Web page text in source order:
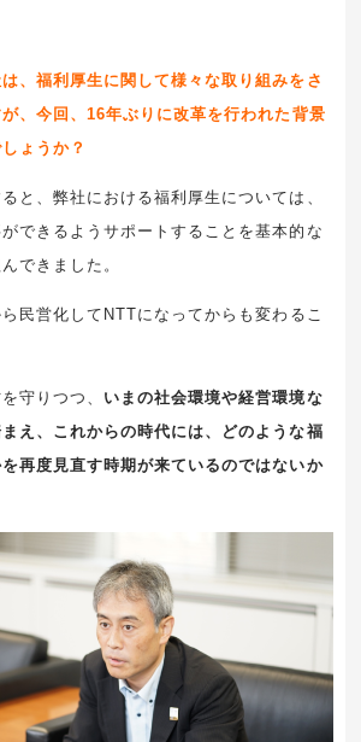
、福利厚生に関して様々な取り組みをさ
、今回、16年ぶりに改革を行われた背景
ょうか？
と、弊社における福利厚生については、
できるようサポートすることを基本的な
できました。
民営化してNTTになってからも変わるこ
守りつつ、 いまの社会環境や経営環境な
え、これからの時代には、どのような福
再度見直す時期が来ているのではないか